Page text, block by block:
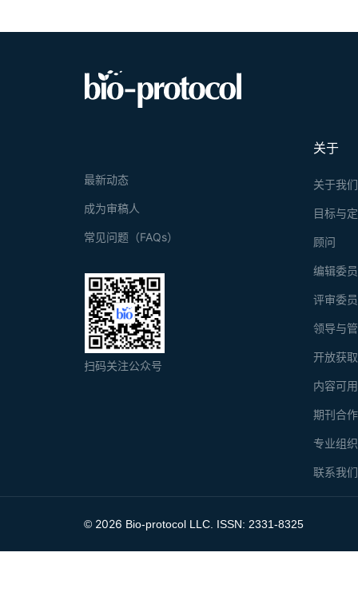
关于
关于我们
目标与
顾问
编辑委
评审委
领导与
开放获
内容可
期刊合
专业组
联系我们
最新动态
成为审稿人
常见问题（FAQs）
扫码关注公众号
© 2026 Bio-protocol LLC. ISSN: 2331-8325